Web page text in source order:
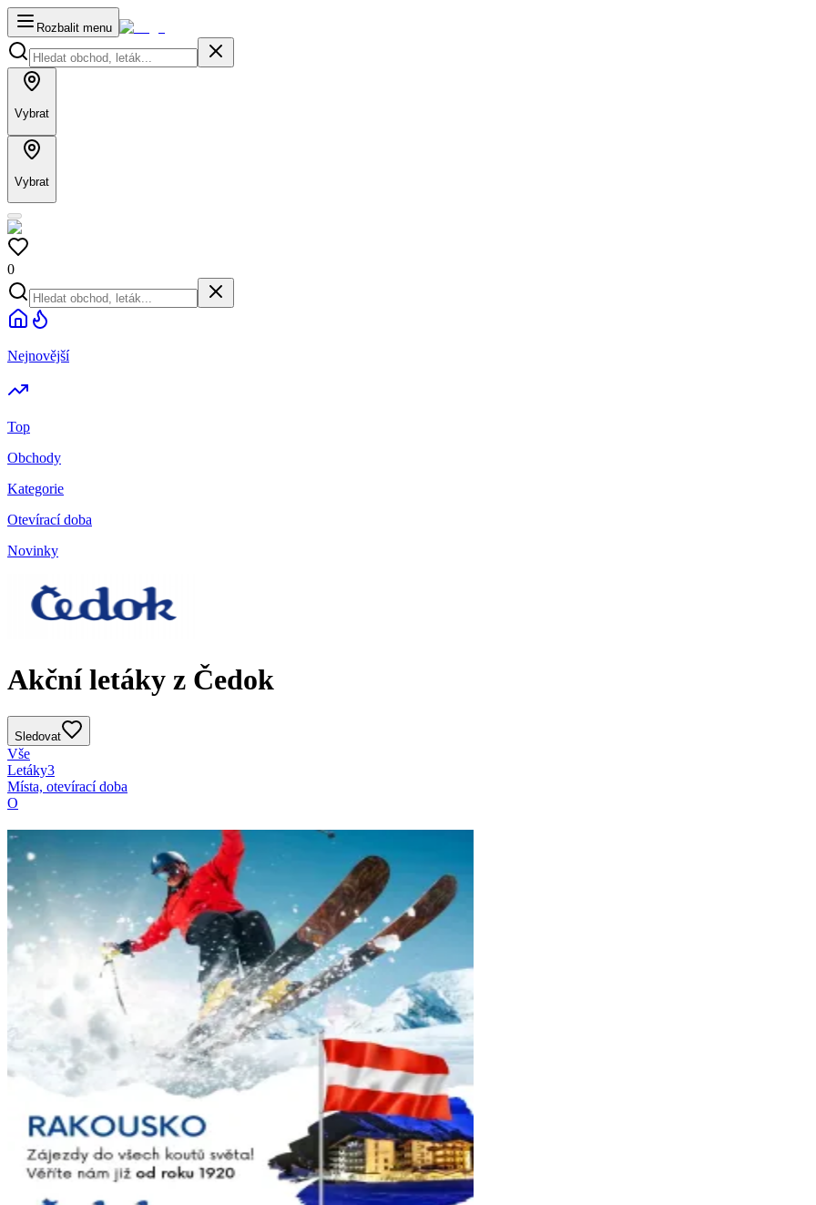
Rozbalit menu
Vybrat
Vybrat
0
Nejnovější
Top
Obchody
Kategorie
Otevírací doba
Novinky
Akční letáky z Čedok
Sledovat
Vše
Letáky3
Místa, otevírací doba
O